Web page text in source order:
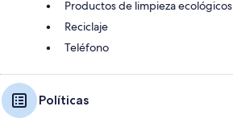
Productos de limpieza ecológicos
Reciclaje
Teléfono
Políticas